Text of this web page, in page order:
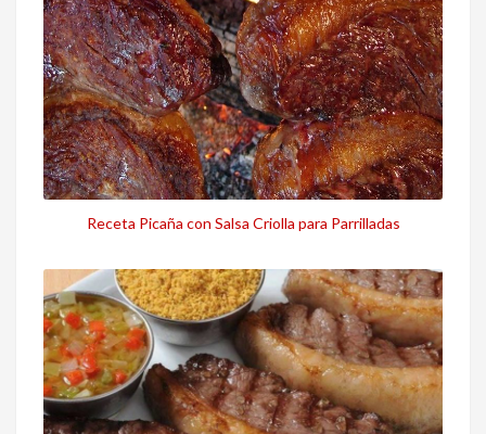
Receta Picaña con Salsa Criolla para Parrilladas